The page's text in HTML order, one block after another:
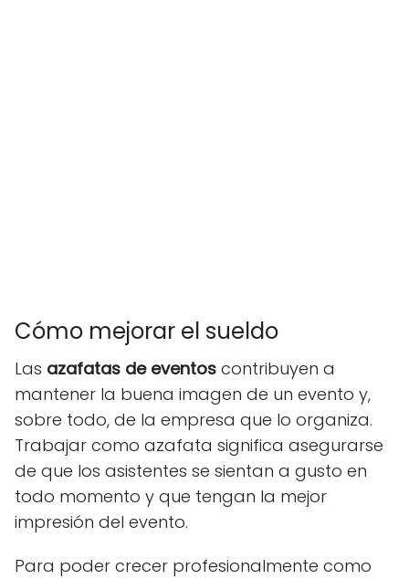
Cómo mejorar el sueldo
Las azafatas de eventos contribuyen a
mantener la buena imagen de un evento y,
sobre todo, de la empresa que lo organiza.
Trabajar como azafata significa asegurarse
de que los asistentes se sientan a gusto en
todo momento y que tengan la mejor
impresión del evento.
Para poder crecer profesionalmente como